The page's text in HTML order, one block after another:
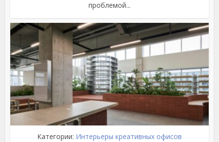
проблемой...
Категории: Интерьеры креативных офисов